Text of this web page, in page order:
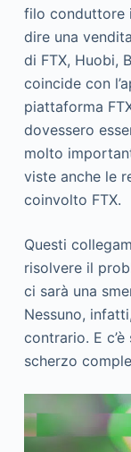
filo conduttore
dire una
di FTX, Huobi,
coincide con
piattaforma
dovessero
molto
viste anche le
coinvolto FTX.
Questi
risolvere il
ci sarà una
Nessuno,
contrario. E
scherzo